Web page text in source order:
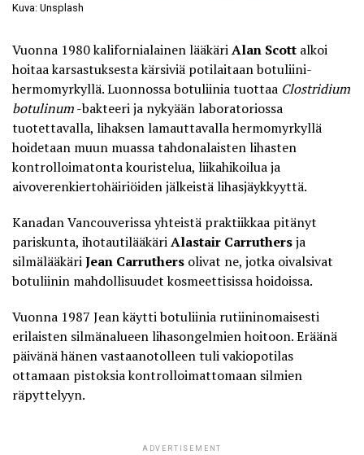
Kuva: Unsplash
Vuonna 1980 kalifornialainen lääkäriAlan Scott alkoi
hoitaa karsastuksesta kärsiviä potilaitaan botuliini-
hermomyrkyllä. Luonnossa botuliinia tuottaa Clostridium
botulinum-bakteeri ja nykyään laboratoriossa
tuotettavalla, lihaksen lamauttavalla hermomyrkyllä
hoidetaan muun muassa tahdonalaisten lihasten
kontrolloimatonta kouristelua, liikahikoilua ja
aivoverenkiertohäiriöiden jälkeistä lihasjäykkyyttä.
Kanadan Vancouverissa yhteistä praktiikkaa pitänyt
pariskunta, ihotautilääkäriAlastair Carruthersja
silmälääkäriJean Carruthers olivat ne, jotka oivalsivat
botuliinin mahdollisuudet kosmeettisissa hoidoissa.
Vuonna 1987 Jean käytti botuliinia rutiininomaisesti
erilaisten silmänalueen lihasongelmien hoitoon. Eräänä
päivänä hänen vastaanotolleen tuli vakiopotilas
ottamaan pistoksia kontrolloimattomaan silmien
räpyttelyyn.
ADVERTISEMENT